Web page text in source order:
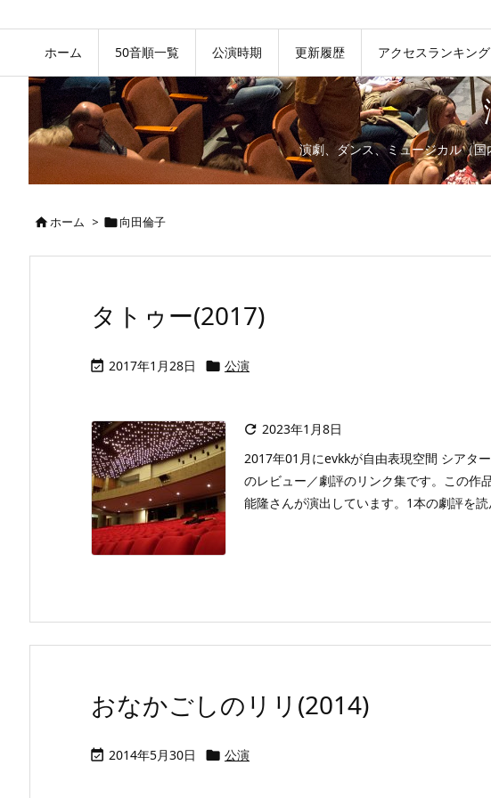
ホーム 50音順一覧 公演時期 更新履歴 アクセスランキング
演劇、ダンス、ミュージカル（
ホーム > 向田倫子
タトゥー(2017)
 2017年1月28日  公演
 2023年1月8日
2017年01月にevkkが自由表現空間 シアタ
のレビュー／劇評のリンク集です。この作
能隆さんが演出しています。1本の劇評を
おなかごしのリリ(2014)
 2014年5月30日  公演